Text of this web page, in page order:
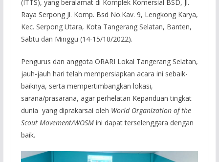
(ITTS), yang beralamat di Komplek Komersial BSD, Jl.
Raya Serpong Jl. Komp. Bsd No.Kav. 9, Lengkong Karya,
Kec. Serpong Utara, Kota Tangerang Selatan, Banten,
Sabtu dan Minggu (14-15/10/2022).
Pengurus dan anggota ORARI Lokal Tangerang Selatan,
jauh-jauh hari telah mempersiapkan acara ini sebaik-
baiknya, serta mempertimbangkan lokasi,
sarana/prasarana, agar perhelatan Kepanduan tingkat
dunia yang diprakarsai oleh World Organization of the
Scout Movement/WOSM ini dapat terselenggara dengan
baik.